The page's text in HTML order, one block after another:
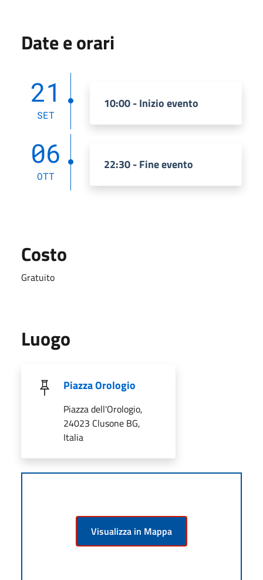
Date e orari
21
SET
10:00 - Inizio evento
06
OTT
22:30 - Fine evento
Costo
Gratuito
Luogo
Piazza Orologio
Piazza dell'Orologio,
24023 Clusone BG,
Italia
Visualizza in Mappa